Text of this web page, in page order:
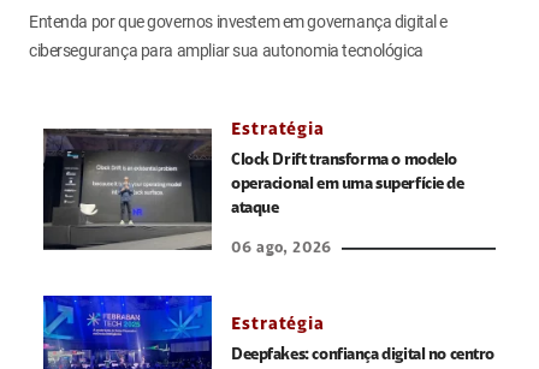
Entenda por que governos investem em governança digital e
cibersegurança para ampliar sua autonomia tecnológica
Estratégia
Clock Drift transforma o modelo
operacional em uma superfície de
ataque
06 ago, 2026
Estratégia
Deepfakes: confiança digital no centro